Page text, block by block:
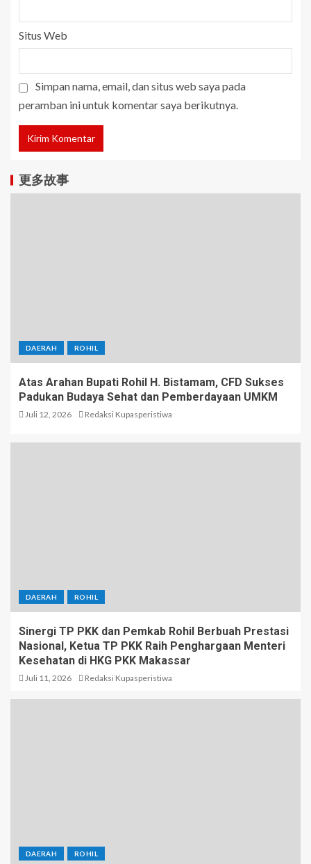
Situs Web
Simpan nama, email, dan situs web saya pada
peramban ini untuk komentar saya berikutnya.
更多故事
DAERAH ROHIL
Atas Arahan Bupati Rohil H. Bistamam, CFD Sukses
Padukan Budaya Sehat dan Pemberdayaan UMKM
Juli 12, 2026 Redaksi Kupasperistiwa
DAERAH ROHIL
Sinergi TP PKK dan Pemkab Rohil Berbuah Prestasi
Nasional, Ketua TP PKK Raih Penghargaan Menteri
Kesehatan di HKG PKK Makassar
Juli 11, 2026 Redaksi Kupasperistiwa
DAERAH ROHIL